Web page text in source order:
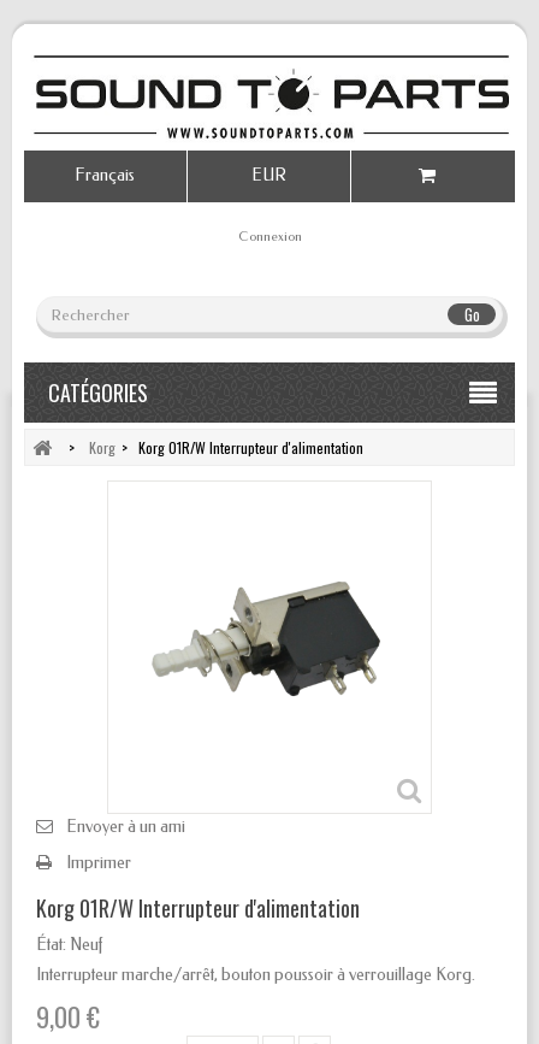
Go
Connexion
EUR
Français
CATÉGORIES
> Korg > Korg 01R/W Interrupteur d'alimentation
Envoyer à un ami
Imprimer
Korg 01R/W Interrupteur d'alimentation
État: Neuf
Interrupteur marche/arrêt, bouton poussoir à verrouillage Korg.
9,00 €